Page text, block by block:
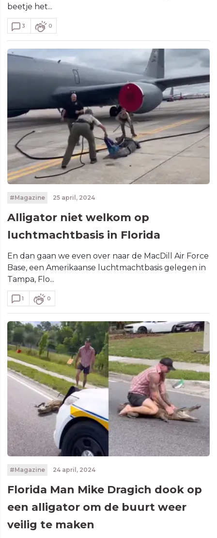
beetje het...
3 0
#Magazine 25 april, 2024
Alligator niet welkom op
luchtmachtbasis in Florida
En dan gaan we even over naar de MacDill Air Force
Base, een Amerikaanse luchtmachtbasis gelegen in
Tampa, Flo...
1 0
#Magazine 24 april, 2024
Florida Man Mike Dragich dook op
een alligator om de buurt weer
veilig te maken